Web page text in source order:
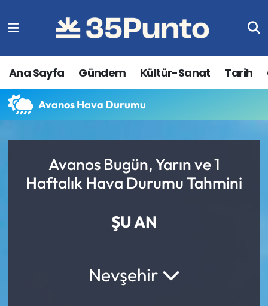
Ana Sayfa Gündem Kültür-Sanat Tarih
Avanos Hava Durumu
Avanos Bugün, Yarın ve 1
Haftalık Hava Durumu Tahmini
ŞU AN
Nevşehir